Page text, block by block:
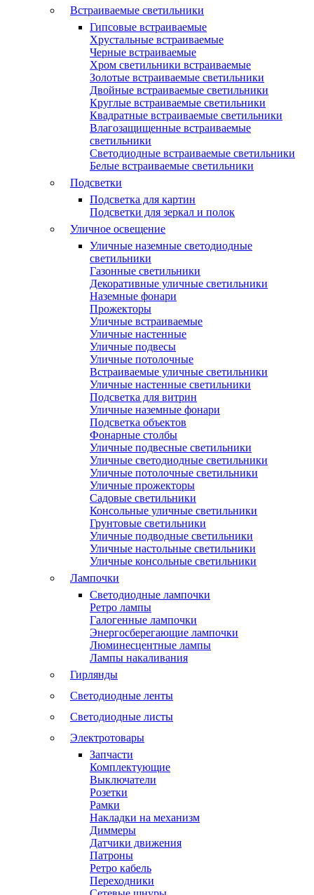
Встраиваемые светильники
Гипсовые встраиваемые
Хрустальные встраиваемые
Черные встраиваемые
Хром светильники встраиваемые
Золотые встраиваемые светильники
Двойные встраиваемые светильники
Круглые встраиваемые светильники
Квадратные встраиваемые светильники
Влагозащищенные встраиваемые
светильники
Светодиодные встраиваемые светильники
Белые встраиваемые светильники
Подсветки
Подсветка для картин
Подсветки для зеркал и полок
Уличное освещение
Уличные наземные светодиодные
светильники
Газонные светильники
Декоративные уличные светильники
Наземные фонари
Прожекторы
Уличные встраиваемые
Уличные настенные
Уличные подвесы
Уличные потолочные
Встраиваемые уличные светильники
Уличные настенные светильники
Подсветка для витрин
Уличные наземные фонари
Подсветка объектов
Фонарные столбы
Уличные подвесные светильники
Уличные светодиодные светильники
Уличные потолочные светильники
Уличные прожекторы
Садовые светильники
Консольные уличные светильники
Грунтовые светильники
Уличные подводные светильники
Уличные настольные светильники
Уличные консольные светильники
Лампочки
Светодиодные лампочки
Ретро лампы
Галогенные лампочки
Энергосберегающие лампочки
Люминесцентные лампы
Лампы накаливания
Гирлянды
Светодиодные ленты
Светодиодные листы
Электротовары
Запчасти
Комплектующие
Выключатели
Розетки
Рамки
Накладки на механизм
Диммеры
Датчики движения
Патроны
Ретро кабель
Переходники